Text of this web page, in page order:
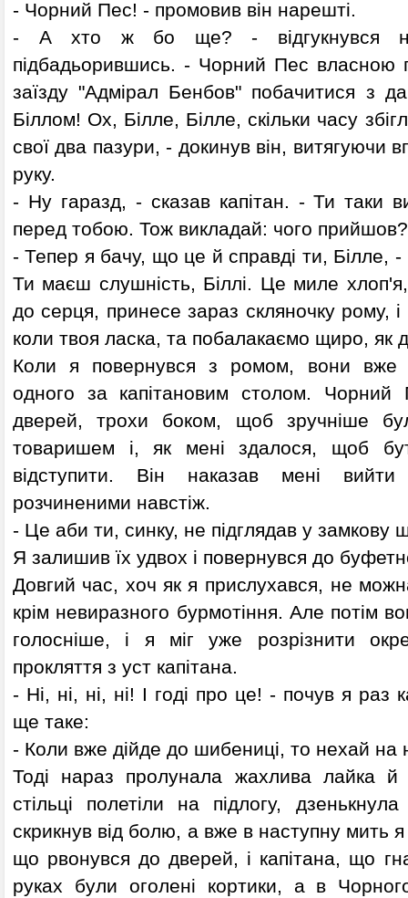
- Чорний Пес! - промовив він нарешті.
- А хто ж бо ще? - відгукнувся
підбадьорившись. - Чорний Пес
заїзду "Адмірал Бенбов" побачитися з
Біллом! Ох, Білле, Білле, скільки часу
свої два пазури, - докинув він, витягуючи
руку.
- Ну гаразд, - сказав капітан. - Ти таки
перед тобою. Тож викладай: чого прийшов?
- Тепер я бачу, що це й справді ти, Білле, -
Ти маєш слушність, Біллі. Це миле
до серця, принесе зараз скляночку рому,
коли твоя ласка, та побалакаємо щиро, як
Коли я повернувся з ромом, вони вже
одного за капітановим столом.
дверей, трохи боком, щоб зручніше
товаришем і, як мені здалося, щоб
відступити. Він наказав мені
розчиненими навстіж.
- Це аби ти, синку, не підглядав у замкову
Я залишив їх удвох і повернувся до
Довгий час, хоч як я прислухався, не
крім невиразного бурмотіння. Але потім
голосніше, і я міг уже розрізнити
прокляття з уст капітана.
- Ні, ні, ні, ні! І годі про це! - почув я раз
ще таке:
- Коли вже дійде до шибениці, то нехай на
Тоді нараз пролунала жахлива лайка й
стільці полетіли на підлогу,
скрикнув від болю, а вже в наступну мить
що рвонувся до дверей, і капітана, що
руках були оголені кортики, а в